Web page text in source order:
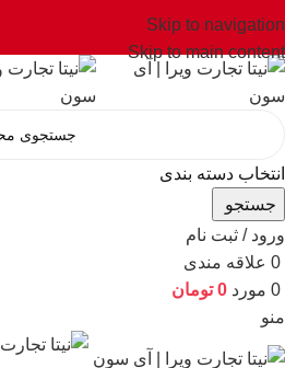
Skip to navigation
Skip to main content
انتخاب دسته بندی
جستجو
ورود / ثبت نام
0 علاقه مندی
0 مورد 0 تومان
منو